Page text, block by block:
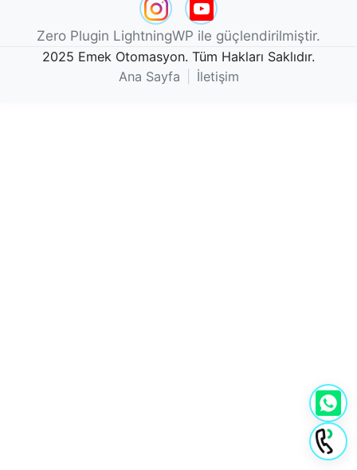
Zero Plugin LightningWP ile güçlendirilmiştir.
2025 Emek Otomasyon. Tüm Hakları Saklıdır.
Ana Sayfa
İletişim